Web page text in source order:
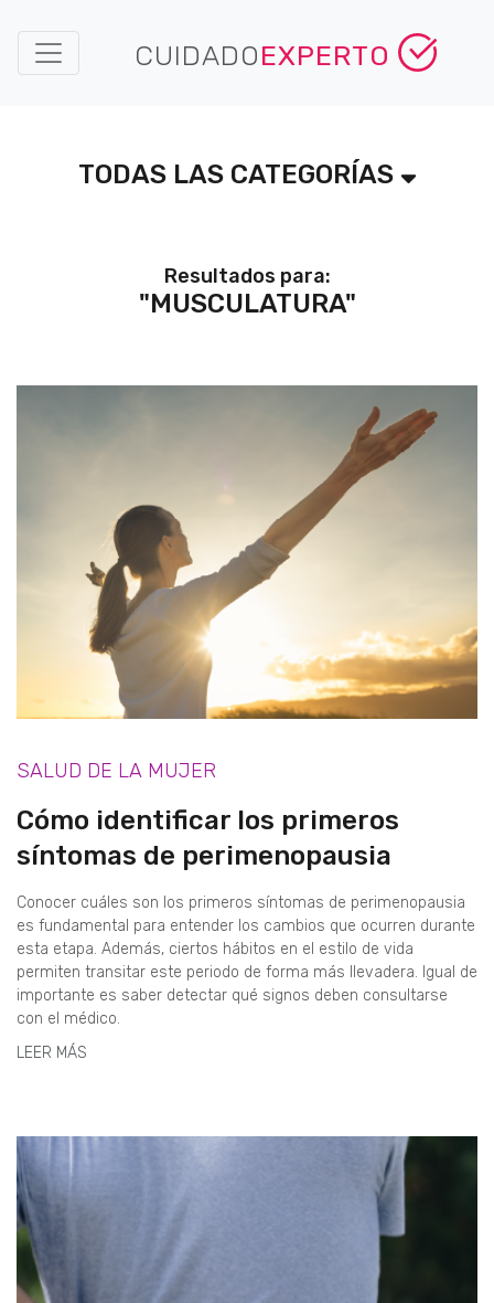
CUIDADOEXPERTO
TODAS LAS CATEGORÍAS
Resultados para:
"MUSCULATURA"
SALUD DE LA MUJER
Cómo identificar los primeros
síntomas de perimenopausia
Conocer cuáles son los primeros síntomas de perimenopausia
es fundamental para entender los cambios que ocurren durante
esta etapa. Además, ciertos hábitos en el estilo de vida
permiten transitar este periodo de forma más llevadera. Igual de
importante es saber detectar qué signos deben consultarse
con el médico.
LEER MÁS